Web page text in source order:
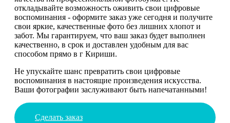
откладывайте возможность оживить свои цифровые
воспоминания - оформите заказ уже сегодня и получите
свои яркие, качественные фото без лишних хлопот и
забот. Мы гарантируем, что ваш заказ будет выполнен
качественно, в срок и доставлен удобным для вас
способом прямо в г Кириши.
Не упускайте шанс превратить свои цифровые
воспоминания в настоящие произведения искусства.
Ваши фотографии заслуживают быть напечатанными!
Сделать заказ